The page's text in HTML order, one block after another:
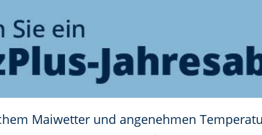
Maiwetter und angenehmen